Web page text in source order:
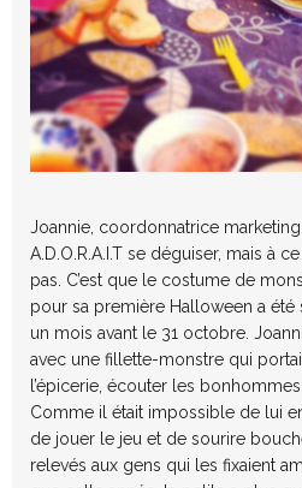
Joannie, coordonnatrice
A.D.O.R.A.I.T se déguiser, mais à
pas. C’est que le costume de
pour sa première Halloween a
un mois avant le 31 octobre.
avec une fillette-monstre qui
l’épicerie, écouter les
Comme il était impossible de lui
de jouer le jeu et de sourire
relevés aux gens qui les fixaient